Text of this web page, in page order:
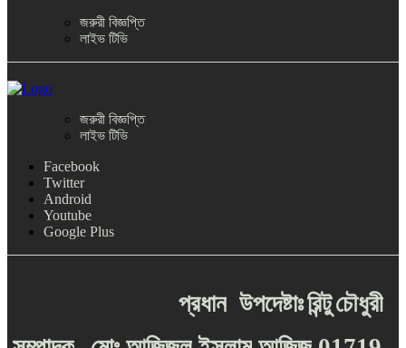
জরুরী বিজ্ঞপ্তি
লাইভ টিভি
জরুরী বিজ্ঞপ্তি
লাইভ টিভি
Facebook
Twitter
Android
Youtube
Google Plus
প্রধান উপদেষ্টাঃরিন্টুচৌধুরী